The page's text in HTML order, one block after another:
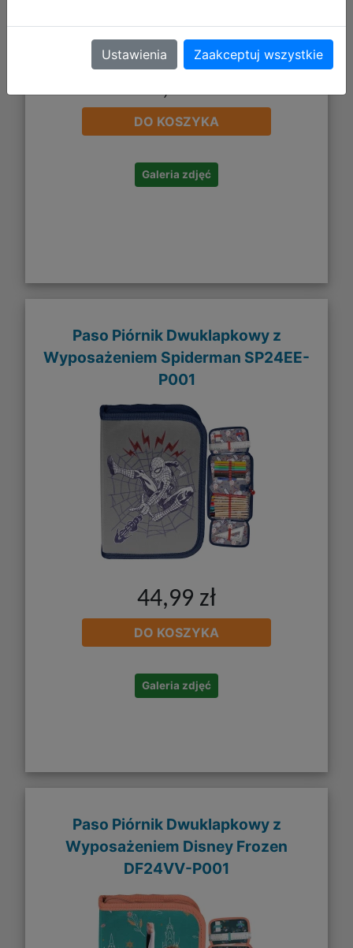
45,99 zł
DO KOSZYKA
Galeria zdjęć
Paso Piórnik Dwuklapkowy z
Wyposażeniem Spiderman SP24EE-
P001
44,99 zł
DO KOSZYKA
Galeria zdjęć
Paso Piórnik Dwuklapkowy z
Wyposażeniem Disney Frozen
DF24VV-P001
Ustawienia Zaakceptuj wszystkie